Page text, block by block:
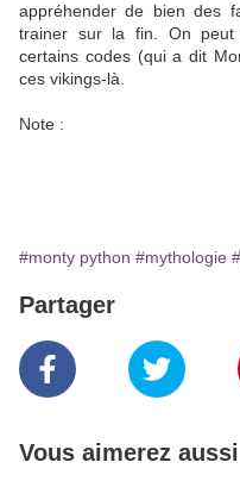
appréhender de bien des
trainer sur la fin. On peut
certains codes (qui a dit
ces vikings-là.
Note :
#monty python #mythologie
Partager
Vous aimerez aussi